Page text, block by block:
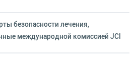
безопасности лечения,
международной комиссией JCI